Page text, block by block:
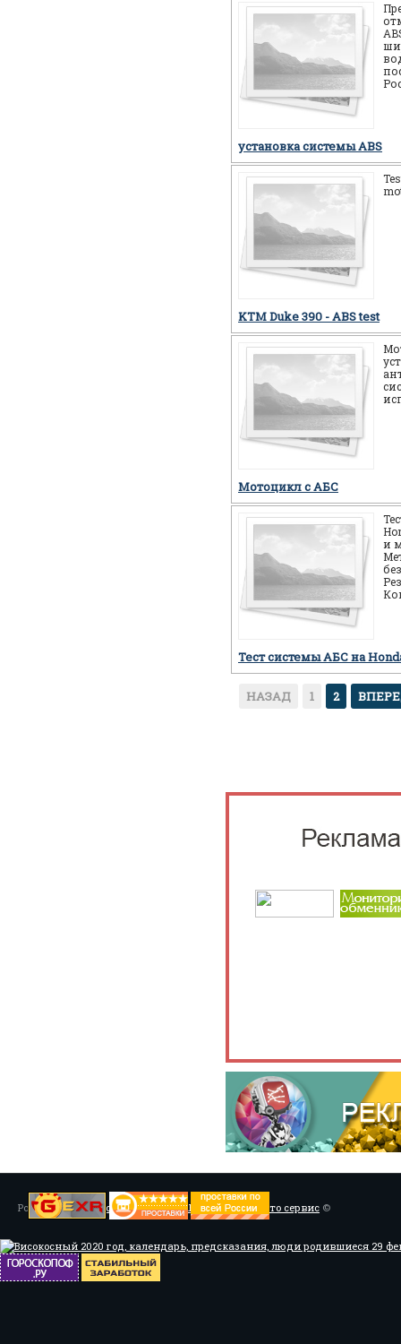
установка системы ABS
KTM Duke 390 - ABS test
Мотоцикл c АБС
и
Тест системы АБС на
НАЗАД 1 2
Powered byУстановка системы ABS, Тюнинг/Мото сервис ©